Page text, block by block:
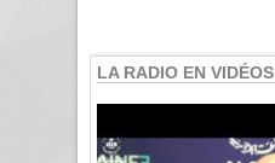
LA RADIO EN VIDÉOS